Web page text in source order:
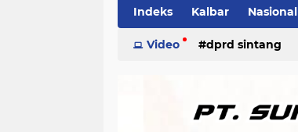
Indeks Kalbar Nasional
ketapang kriminal
Video dprd sintang